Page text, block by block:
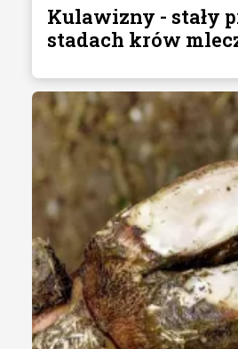
Kulawizny - stały
stadach krów